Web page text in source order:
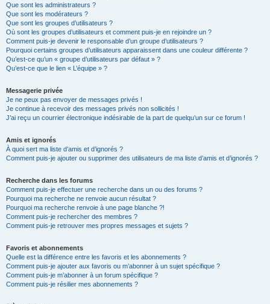
Que sont les administrateurs ?
Que sont les modérateurs ?
Que sont les groupes d’utilisateurs ?
Où sont les groupes d’utilisateurs et comment puis-je en rejoindre un ?
Comment puis-je devenir le responsable d’un groupe d’utilisateurs ?
Pourquoi certains groupes d’utilisateurs apparaissent dans une couleur différente ?
Qu’est-ce qu’un « groupe d’utilisateurs par défaut » ?
Qu’est-ce que le lien « L’équipe » ?
Messagerie privée
Je ne peux pas envoyer de messages privés !
Je continue à recevoir des messages privés non sollicités !
J’ai reçu un courrier électronique indésirable de la part de quelqu’un sur ce forum !
Amis et ignorés
À quoi sert ma liste d’amis et d’ignorés ?
Comment puis-je ajouter ou supprimer des utilisateurs de ma liste d’amis et d’ignorés ?
Recherche dans les forums
Comment puis-je effectuer une recherche dans un ou des forums ?
Pourquoi ma recherche ne renvoie aucun résultat ?
Pourquoi ma recherche renvoie à une page blanche ?!
Comment puis-je rechercher des membres ?
Comment puis-je retrouver mes propres messages et sujets ?
Favoris et abonnements
Quelle est la différence entre les favoris et les abonnements ?
Comment puis-je ajouter aux favoris ou m’abonner à un sujet spécifique ?
Comment puis-je m’abonner à un forum spécifique ?
Comment puis-je résilier mes abonnements ?